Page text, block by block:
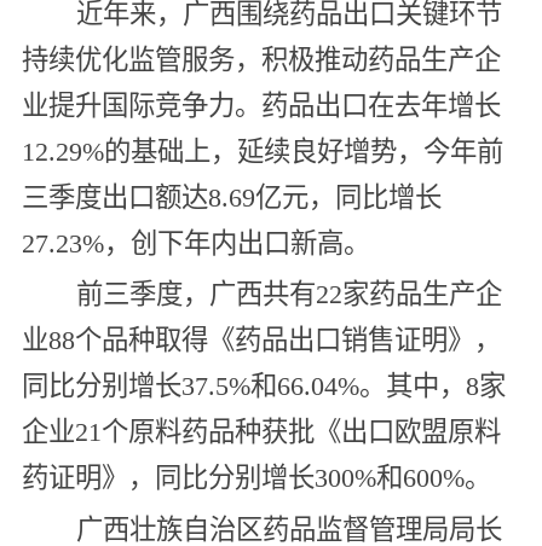
近年来，广西围绕药品出口关键环节
持续优化监管服务，积极推动药品生产企
业提升国际竞争力。药品出口在去年增长
12.29%的基础上，延续良好增势，今年前
三季度出口额达8.69亿元，同比增长
27.23%，创下年内出口新高。
前三季度，广西共有22家药品生产企
业88个品种取得《药品出口销售证明》，
同比分别增长37.5%和66.04%。其中，8家
企业21个原料药品种获批《出口欧盟原料
药证明》，同比分别增长300%和600%。
广西壮族自治区药品监督管理局局长